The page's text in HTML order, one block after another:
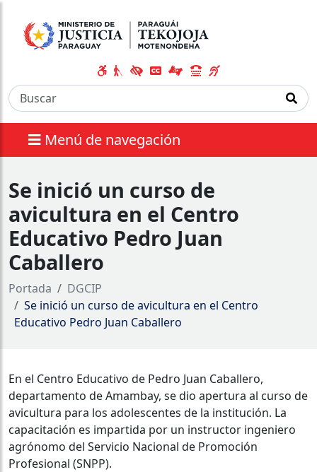
Menú de navegación
Se inició un curso de
avicultura en el Centro
Educativo Pedro Juan
Caballero
Portada
DGCIP
Se inició un curso de avicultura en el Centro
Educativo Pedro Juan Caballero
En el Centro Educativo de Pedro Juan Caballero,
departamento de Amambay, se dio apertura al curso de
avicultura para los adolescentes de la institución. La
capacitación es impartida por un instructor ingeniero
agrónomo del Servicio Nacional de Promoción
Profesional (SNPP).